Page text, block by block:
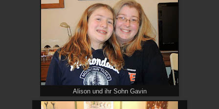
Alison und ihr Sohn Gavin